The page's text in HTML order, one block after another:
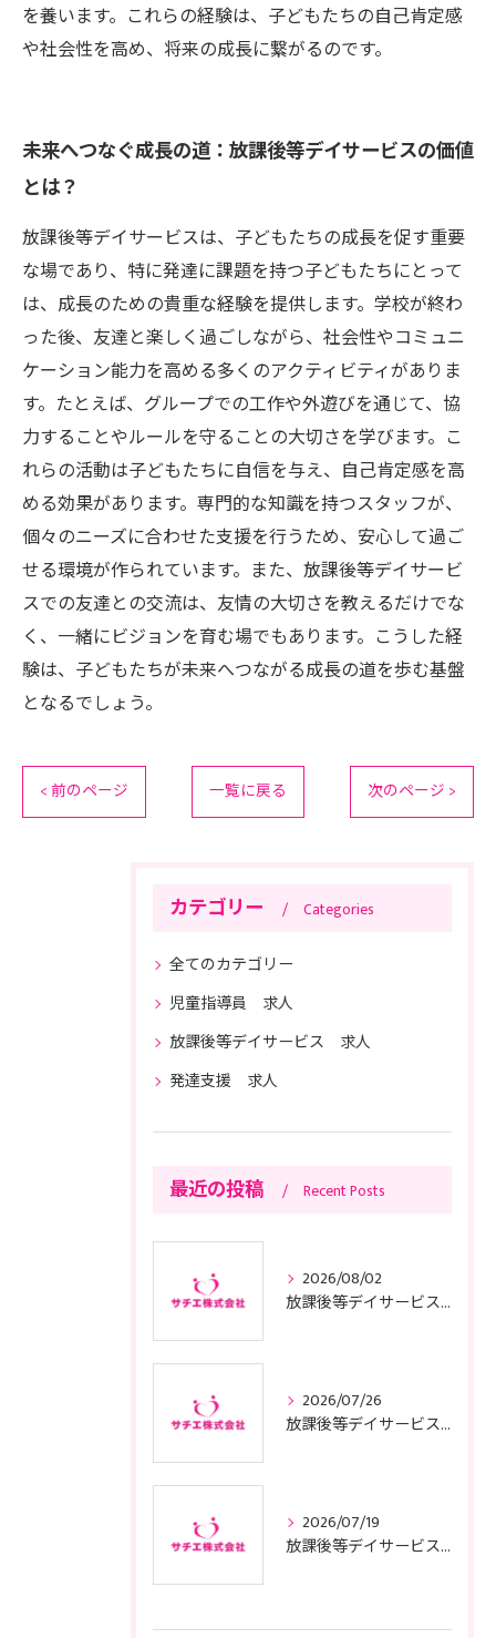
を養います。これらの経験は、子どもたちの自己肯定感
や社会性を高め、将来の成長に繋がるのです。
未来へつなぐ成長の道：放課後等デイサービスの価値
とは？
放課後等デイサービスは、子どもたちの成長を促す重要
な場であり、特に発達に課題を持つ子どもたちにとって
は、成長のための貴重な経験を提供します。学校が終わ
った後、友達と楽しく過ごしながら、社会性やコミュニ
ケーション能力を高める多くのアクティビティがありま
す。たとえば、グループでの工作や外遊びを通じて、協
力することやルールを守ることの大切さを学びます。こ
れらの活動は子どもたちに自信を与え、自己肯定感を高
める効果があります。専門的な知識を持つスタッフが、
個々のニーズに合わせた支援を行うため、安心して過ご
せる環境が作られています。また、放課後等デイサービ
スでの友達との交流は、友情の大切さを教えるだけでな
く、一緒にビジョンを育む場でもあります。こうした経
験は、子どもたちが未来へつながる成長の道を歩む基盤
となるでしょう。
< 前のページ 一覧に戻る 次のページ >
カテゴリー Categories
全てのカテゴリー
児童指導員 求人
放課後等デイサービス 求人
発達支援 求人
最近の投稿 Recent Posts
2026/08/02
放課後等デイサービスの基本方針と東京都で運営適合するためのポイント
2026/07/26
放課後等デイサービスの子供サポートで安心と成長を叶える利用ガイド
2026/07/19
放課後等デイサービスの面接に臨む前に知っておきたい東京都の質問例や服装準備のコツ